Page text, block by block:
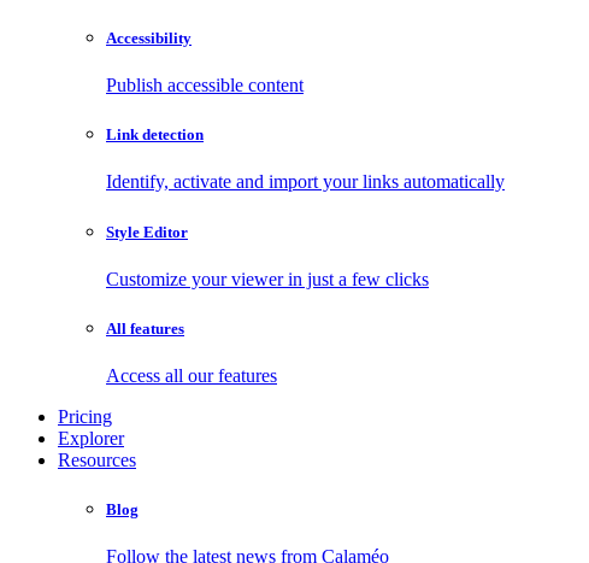
Accessibility
Publish accessible content
Link detection
Identify, activate and import your links automatically
Style Editor
Customize your viewer in just a few clicks
All features
Access all our features
Pricing
Explorer
Resources
Blog
Follow the latest news from Calaméo